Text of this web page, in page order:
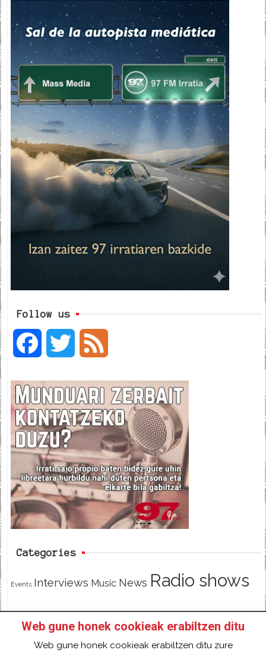
Follow us
c
e
b
o
o
i
t
t
e
e
d
Categories
Events Interviews Music News Radio shows
HOME
HAZTE SOCI@ DE 97FM IRRATIA
FACEBOOK
TWITTER CONTACT LOGIN
Web gune honek cookieak erabiltzen ditu
Web gune honek cookieak erabiltzen ditu zure